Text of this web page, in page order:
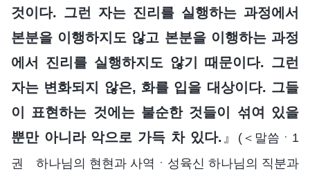
것이다. 그런 자는 진리를 실행하는 과정에서
본분을 이행하지도 않고 본분을 이행하는 과정
에서 진리를 실행하지도 않기 때문이다. 그런
자는 변화되지 않은, 화를 입을 대상이다. 그들
이 표현하는 것에는 불순한 것들이 섞여 있을
뿐만 아니라 악으로 가득 차 있다. 』 (＜말씀ㆍ1
권 하나님의 현현과 사역ㆍ성육신 하나님의 직분과